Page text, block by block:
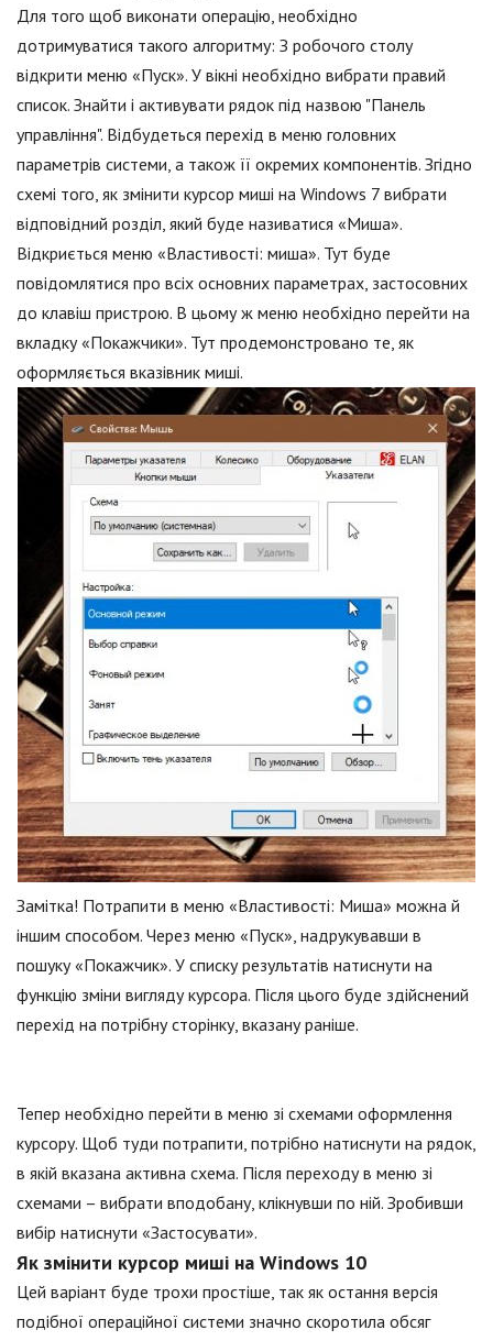
Для того щоб виконати операцію, необхідно
дотримуватися такого алгоритму: З робочого столу
відкрити меню «Пуск». У вікні необхідно вибрати правий
список. Знайти і активувати рядок під назвою "Панель
управління". Відбудеться перехід в меню головних
параметрів системи, а також її окремих компонентів. Згідно
схемі того, як змінити курсор миші на Windows 7 вибрати
відповідний розділ, який буде називатися «Миша».
Відкриється меню «Властивості: миша». Тут буде
повідомлятися про всіх основних параметрах, застосовних
до клавіш пристрою. В цьому ж меню необхідно перейти на
вкладку «Покажчики». Тут продемонстровано те, як
оформляється вказівник миші.
Замітка! Потрапити в меню «Властивості: Миша» можна й
іншим способом. Через меню «Пуск», надрукувавши в
пошуку «Покажчик». У списку результатів натиснути на
функцію зміни вигляду курсора. Після цього буде здійснений
перехід на потрібну сторінку, вказану раніше.
Тепер необхідно перейти в меню зі схемами оформлення
курсору. Щоб туди потрапити, потрібно натиснути на рядок,
в якій вказана активна схема. Після переходу в меню зі
схемами – вибрати вподобану, клікнувши по ній. Зробивши
вибір натиснути «Застосувати».
Як змінити курсор миші на Windows 10
Цей варіант буде трохи простіше, так як остання версія
подібної операційної системи значно скоротила обсяг